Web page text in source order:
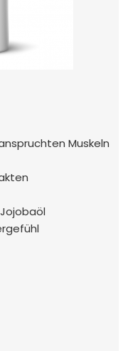
Muskeln